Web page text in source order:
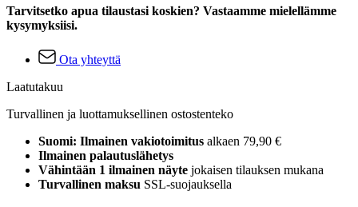
Tarvitsetko apua tilaustasi koskien? Vastaamme mielellämme
kysymyksiisi.
Ota yhteyttä
Laatutakuu
Turvallinen ja luottamuksellinen ostostenteko
Suomi: Ilmainen vakiotoimitus alkaen 79,90 €
Ilmainen palautuslähetys
Vähintään 1 ilmainen näyte jokaisen tilauksen mukana
Turvallinen maksu SSL-suojauksella